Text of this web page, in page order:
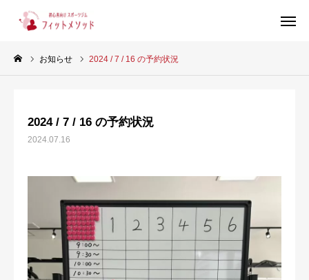
お知らせ 2024 / 7 / 16 の予約状況
2024 / 7 / 16 の予約状況
2024.07.16
当ジムについて
お客様の声
ブログ